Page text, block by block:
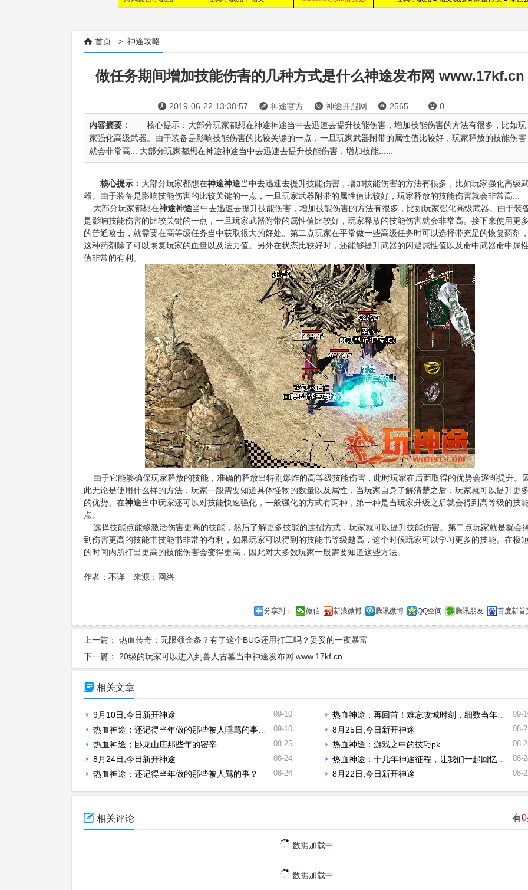
 首页 > 神途攻略
做任务期间增加技能伤害的几种方式是什么神途发布网 www.17kf.cn
 2019-06-22 13:38:57  神途官方  神途开服网  2565  0
内容摘要：
核心提示：大部分玩家都想在神途神途当中去迅速去提升技能伤害，增加技能伤害的方法有很多，比如玩
家强化高级武器。由于装备是影响技能伤害的比较关键的一点，一旦玩家武器附带的属性值比较好，玩家释放的技能伤害
就会非常高... 大部分玩家都想在神途神途当中去迅速去提升技能伤害，增加技能......
核心提示： 大部分玩家都想在神途神途当中去迅速去提升技能伤害，增加技能伤害的方法有很多，比如玩家强化高级
器。由于装备是影响技能伤害的比较关键的一点，一旦玩家武器附带的属性值比较好，玩家释放的技能伤害就会非常高...
大部分玩家都想在神途神途当中去迅速去提升技能伤害，增加技能伤害的方法有很多，比如玩家强化高级武器。由于装
是影响技能伤害的比较关键的一点，一旦玩家武器附带的属性值比较好，玩家释放的技能伤害就会非常高。接下来使用更
的普通攻击，就需要在高等级任务当中获取很大的好处。第二点玩家在平常做一些高级任务时可以选择带充足的恢复药剂
这种药剂除了可以恢复玩家的血量以及法力值。另外在状态比较好时，还能够提升武器的闪避属性值以及命中武器命中属
值非常的有利。
由于它能够确保玩家释放的技能，准确的释放出特别爆炸的高等级技能伤害，此时玩家在后面取得的优势会逐渐提升。
此无论是使用什么样的方法，玩家一般需要知道具体怪物的数量以及属性，当玩家自身了解清楚之后，玩家就可以提升更
的优势。在神途当中玩家还可以对技能快速强化，一般强化的方式有两种，第一种是当玩家升级之后就会得到高等级的技
点。
选择技能点能够激活伤害更高的技能，然后了解更多技能的连招方式，玩家就可以提升技能伤害。第二点玩家就是就会
到伤害更高的技能书技能书非常的有利，如果玩家可以得到的技能书等级越高，这个时候玩家可以学习更多的技能。在极
的时间内所打出更高的技能伤害会变得更高，因此对大多数玩家一般需要知道这些方法。
作者：不详 来源：网络
分享到： 微信 新浪微博 腾讯微博 QQ空间 腾讯朋友 百度新首
上一篇： 热血传奇：无限领金条？有了这个BUG还用打工吗？妥妥的一夜暴富
下一篇： 20级的玩家可以进入到兽人古墓当中神途发布网 www.17kf.cn
 相关文章
09-10
9月10日,今日新开神途 09-
热血神途：再回首！难忘攻城时刻，细数当年沙巴克的热血
09-10
热血神途；还记得当年做的那些被人唾骂的事情？ 08-
8月25日,今日新开神途
08-25
热血神途；卧龙山庄那些年的密辛 08-
热血神途：游戏之中的技巧pk
08-24
8月24日,今日新开神途 08-
热血神途：十几年神途征程，让我们一起回忆当年的光辉岁月
08-24
热血神途；还记得当年做的那些被人骂的事？ 08-
8月22日,今日新开神途
 相关评论 有0
数据加载中...
数据加载中...